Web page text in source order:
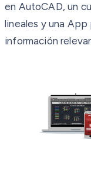
en AutoCAD, un
lineales y una
información